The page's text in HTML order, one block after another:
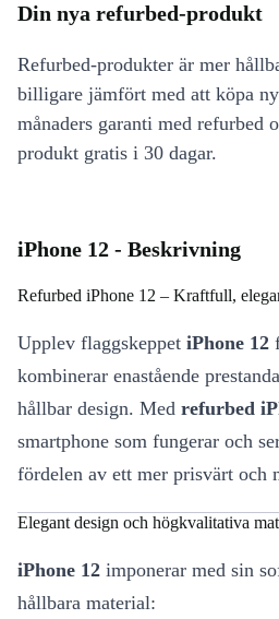
Din nya refurbed-produkt
Refurbed-produkter är mer
billigare jämfört med att köpa
månaders garanti med refurbed
produkt gratis i 30 dagar.
iPhone 12 - Beskrivning
Refurbed iPhone 12 – Kraftfull,
Upplev flaggskeppet iPhone 12
kombinerar enastående
hållbar design. Med refurbed
smartphone som fungerar och
fördelen av ett mer prisvärt och
Elegant design och högkvalitativa
iPhone 12 imponerar med sin
hållbara material: